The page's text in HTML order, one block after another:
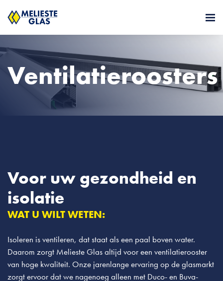
Ventilatieroosters
Voor uw gezondheid en
isolatie
WAT U WILT WETEN:
Isoleren is ventileren, dat staat als een paal boven water.
Daarom zorgt Melieste Glas altijd voor een ventilatierooster
van hoge kwaliteit. Onze jarenlange ervaring op de glasmarkt
zorgt ervoor dat we nagenoeg alleen met Duco- en Buva-